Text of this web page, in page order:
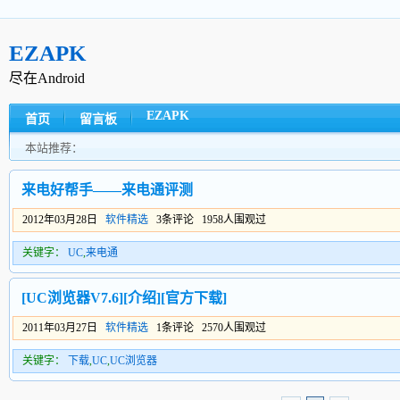
EZAPK
尽在Android
首页 留言板 EZAPK
本站推荐：
来电好帮手——来电通评测
2012年03月28日 软件精选 3条评论 1958人围观过
关键字： UC,来电通
[UC浏览器V7.6][介绍][官方下载]
2011年03月27日 软件精选 1条评论 2570人围观过
关键字： 下载,UC,UC浏览器